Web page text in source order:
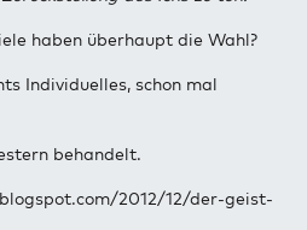
haben überhaupt die Wahl?
Individuelles, schon mal
behandelt.
2012/12/der-geist-